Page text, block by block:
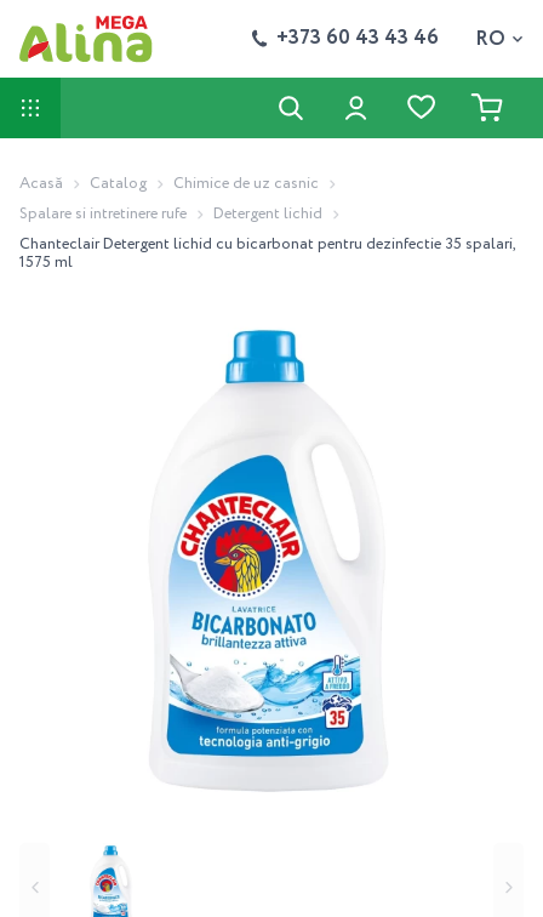
+373 60 43 43 46 RO
Acasă Catalog
Chimice de uz casnic
Spalare si intretinere rufe
Detergent lichid
Chanteclair Detergent lichid cu bicarbonat pentru dezinfectie 35 spalari,
1575 ml